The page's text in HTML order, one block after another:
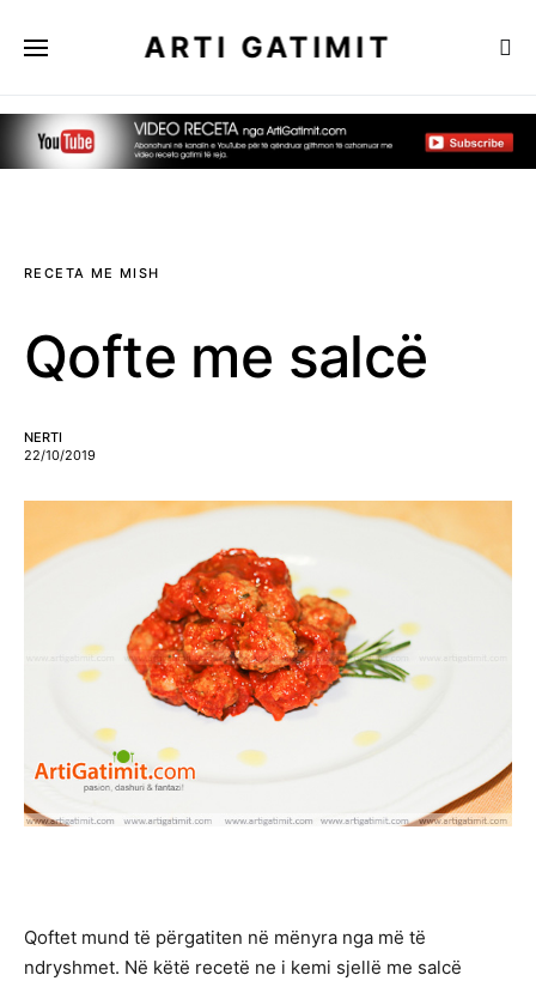
ARTI GATIMIT
RECETA ME MISH
Qofte me salcë
NERTI
22/10/2019
Qoftet mund të përgatiten në mënyra nga më të
ndryshmet. Në këtë recetë ne i kemi sjellë me salcë